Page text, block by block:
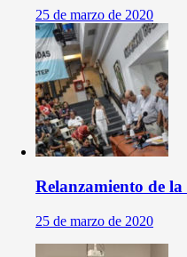
25 de marzo de 2020
Relanzamiento de
25 de marzo de 2020